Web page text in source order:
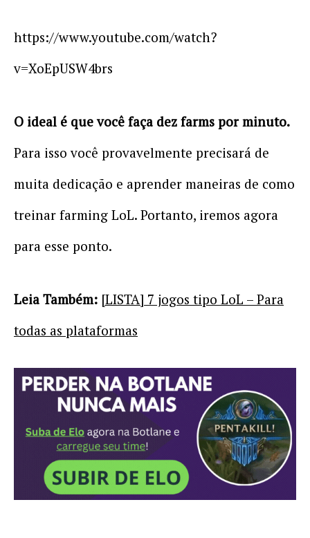
https://www.youtube.com/watch?
v=XoEpUSW4brs
O ideal é que você faça dez farms por minuto.
Para isso você provavelmente precisará de
muita dedicação e aprender maneiras de como
treinar farming LoL. Portanto, iremos agora
para esse ponto.
Leia Também: [LISTA] 7 jogos tipo LoL – Para
todas as plataformas